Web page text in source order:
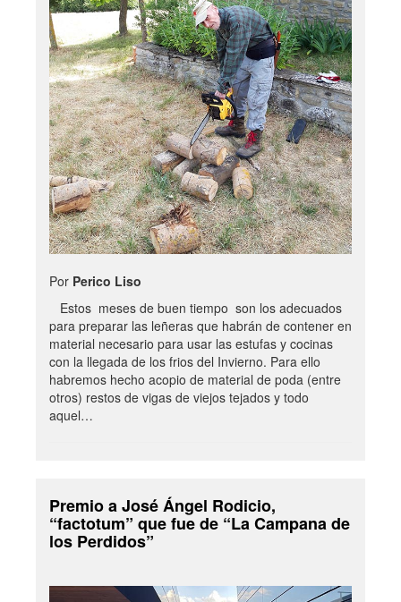
Por Perico Liso
Estos meses de buen tiempo son los adecuados
para preparar las leñeras que habrán de contener en
material necesario para usar las estufas y cocinas
con la llegada de los frios del Invierno. Para ello
habremos hecho acopio de material de poda (entre
otros) restos de vigas de viejos tejados y todo
aquel…
Premio a José Ángel Rodicio,
“factotum” que fue de “La Campana de
los Perdidos”